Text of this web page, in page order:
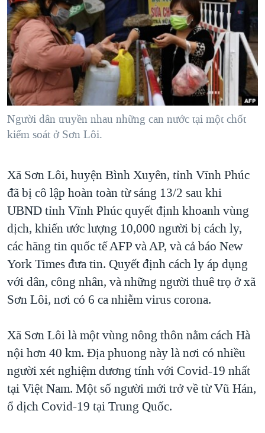
"Tìm"NGƯỜI VIỆT HẢI NGOẠI
ĐỜI SỐNG
KINH TẾ
KHOA HỌC
SỨC KHOẺ
VĂN HOÁ
THỂ THAO
TẠI
HÀNH TRÌNH BẦU CỬ 2024
MỘT NĂM CHIẾN TRANH TẠI DẢI GAZA
GIẢI MÃ VÀNH ĐAI & CON ĐƯỜNG
NGÀY TỊ NẠN THẾ GIỚI
GROUND ZERO – XƯA VÀ NAY
CÁC GIÁ TRỊ CỘNG HÒA Ở VIỆT NAM
THƯỢNG ĐỈNH TRUMP-KIM TẠI VIỆT NAM
TRỊNH VĨNH BÌNH VS. CHÍNH PHỦ VIỆT NAM
NGƯ DÂN VIỆT VÀ LÀN SÓNG TRỘM HẢI SÂM
BÊN KIA QUỐC LỘ: TIẾNG VỌNG TỪ NÔNG THÔN MỸ
QUAN HỆ VIỆT MỸ
VIDEO
NGHE
MẠNG XÃ HỘI
Ngôn ngữ khác
Người dân truyền nhau những can nước tại một chốt
kiểm soát ở Sơn Lôi.
Xã Sơn Lôi, huyện Bình Xuyên, tỉnh Vĩnh Phúc
đã bị cô lập hoàn toàn từ sáng 13/2 sau khi
UBND tỉnh Vĩnh Phúc quyết định khoanh vùng
dịch, khiến ước lượng 10,000 người bị cách ly,
các hãng tin quốc tế AFP và AP, và cả báo New
York Times đưa tin. Quyết định cách ly áp dụng
với dân, công nhân, và những người thuê trọ ở xã
Sơn Lôi, nơi có 6 ca nhiễm virus corona.
Xã Sơn Lôi là một vùng nông thôn nằm cách Hà
nội hơn 40 km. Địa phuong này là nơi có nhiều
người xét nghiệm dương tính với Covid-19 nhất
tại Việt Nam. Một số người mới trở về từ Vũ Hán,
ổ dịch Covid-19 tại Trung Quốc.